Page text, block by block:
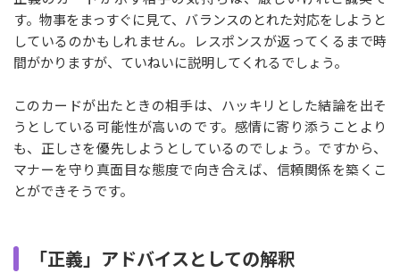
す。物事をまっすぐに見て、バランスのとれた対応をしようと
しているのかもしれません。レスポンスが返ってくるまで時
間がかりますが、ていねいに説明してくれるでしょう。
このカードが出たときの相手は、ハッキリとした結論を出そ
うとしている可能性が高いのです。感情に寄り添うことより
も、正しさを優先しようとしているのでしょう。ですから、
マナーを守り真面目な態度で向き合えば、信頼関係を築くこ
とができそうです。
「正義」アドバイスとしての解釈